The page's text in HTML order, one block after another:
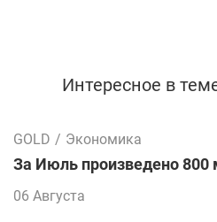
Интересное в
GOLD / Экономика
За Июль произведено 800
06 Августа